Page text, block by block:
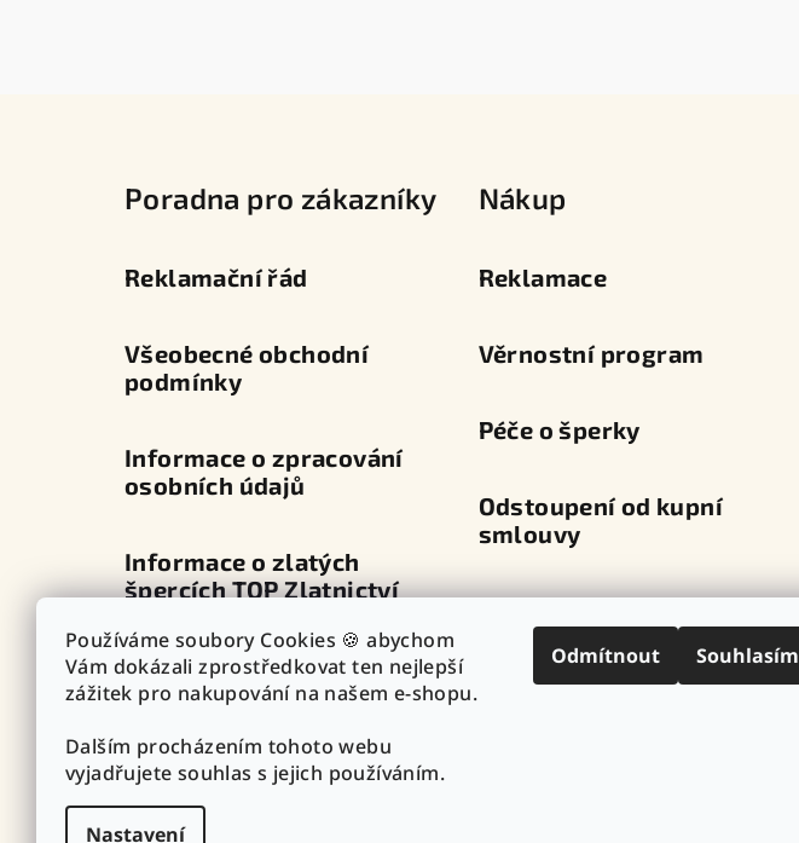
Používáme soubory Cookies 🍪 abychom
Vám dokázali zprostředkovat ten nejlepší
zážitek pro nakupování na našem e-shopu.
Dalším procházením tohoto webu
vyjadřujete souhlas s jejich používáním.
Nastavení
Odmítnout Souhlasím
Poradna pro zákazníky
Reklamační řád
Všeobecné obchodní
podmínky
Informace o zpracování
osobních údajů
Informace o zlatých
špercích TOP Zlatnictví
Průvodce zapínáním
náušnic
Vazby - vzory řetízků
Nákup
Reklamace
Věrnostní program
Péče o šperky
Odstoupení od kupní
smlouvy
Výdejní místa